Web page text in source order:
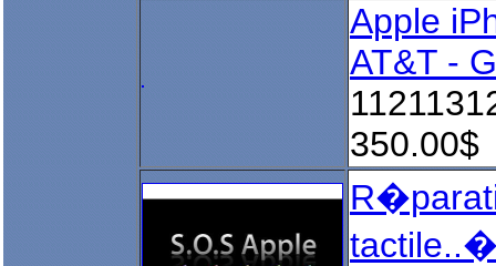
Apple
AT&T -
350.00$